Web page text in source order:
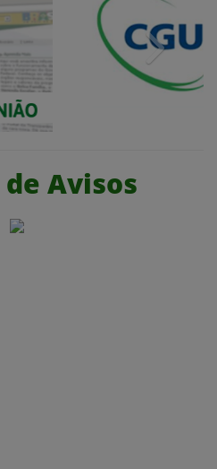
Next
Avisos